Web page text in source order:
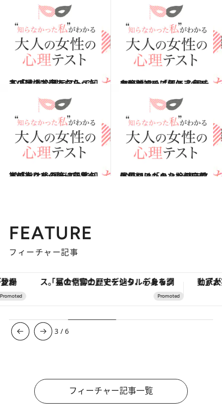
2015.3.15
スズメのお宿でもらったものは？ 心理テストで知る「職場でのあなた」
占い 2015.2.28
お腹がすいてるとき食べたいランチは何？ 心理テストで知る「評価アップの秘訣」
占い
2015.2.21
指輪をはめるのは右手のどの指？ 心理テストで知る「あなたの第一印象」
占い 2015.1.24
買いたいものを給料日前に見つけたら？ 心理テストで知る「あなたの恋愛体質」
占い
FEATURE
フィーチャー記事
「星のや富士」でデジタルデトックス。冨士信仰の歴史を辿り、心身を調える。
3 /6
フィーチャー記事一覧